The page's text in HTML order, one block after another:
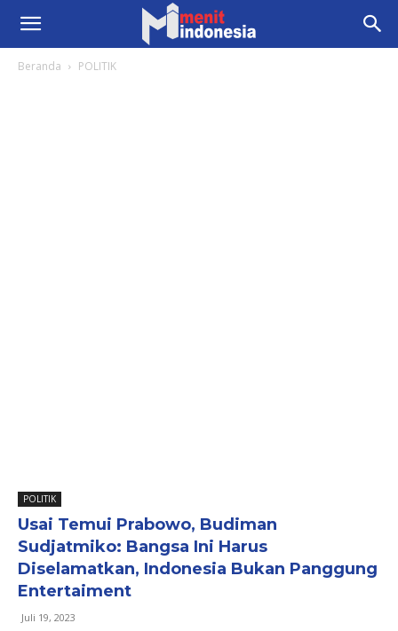
Beranda POLITIK
POLITIK
Usai Temui Prabowo, Budiman
Sudjatmiko: Bangsa Ini Harus
Diselamatkan, Indonesia Bukan Panggung
Entertaiment
Juli 19, 2023